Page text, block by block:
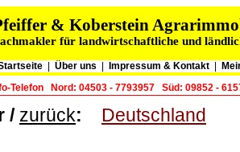
& Koberstein
für landwirtschaftliche und
Über uns Impressum & Kontakt
Telefon
Nord: 04503 - 7793957 Süd: 09852 -
/ zurück: Deutschland